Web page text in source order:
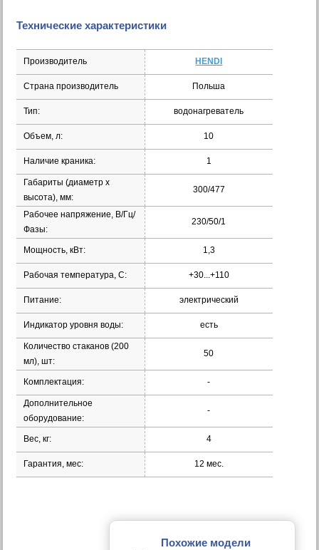
Технические характеристики
Производитель HENDI
Страна производитель Польша
Тип: водонагреватель
Объем, л: 10
Наличие краника: 1
Габариты (диаметр х
высота), мм:
300/477
Рабочее напряжение, В/Гц/
Фазы:
230/50/1
Мощность, кВт: 1,3
Рабочая температура, С: +30...+110
Питание: электрический
Индикатор уровня воды: есть
Количество стаканов (200
мл), шт:
50
Комплектация: -
Дополнительное
оборудование:
-
Вес, кг: 4
Гарантия, мес: 12 мес.
Похожие модели